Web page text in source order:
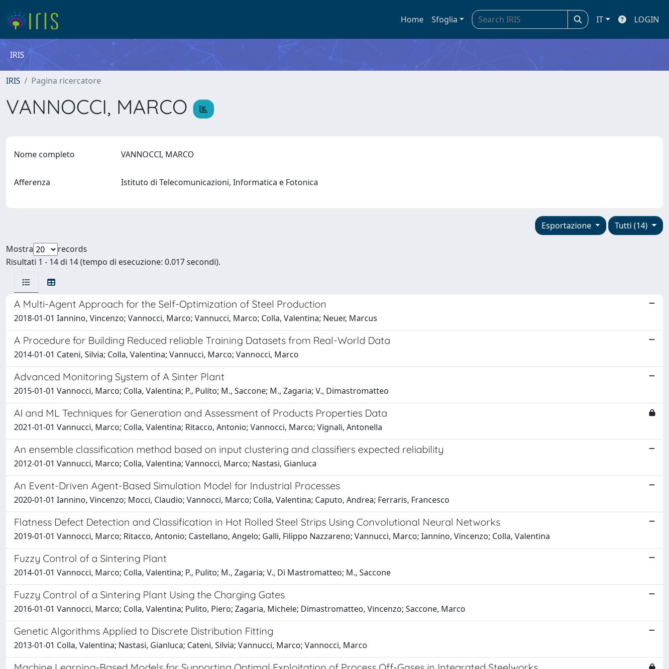
Home Sfoglia IT LOGIN
IRIS
IRIS Pagina ricercatore
VANNOCCI, MARCO
Nome completo VANNOCCI, MARCO
Afferenza Istituto di Telecomunicazioni, Informatica e Fotonica
Tutti (14)
Esportazione
Mostra
records
Risultati 1 - 14 di 14 (tempo di esecuzione: 0.017 secondi).
A Multi-Agent Approach for the Self-Optimization of Steel Production
2018-01-01 Iannino, Vincenzo; Vannocci, Marco; Vannucci, Marco; Colla, Valentina; Neuer, Marcus
A Procedure for Building Reduced reliable Training Datasets from Real-World Data
2014-01-01 Cateni, Silvia; Colla, Valentina; Vannucci, Marco; Vannocci, Marco
Advanced Monitoring System of A Sinter Plant
2015-01-01 Vannocci, Marco; Colla, Valentina; P., Pulito; M., Saccone; M., Zagaria; V., Dimastromatteo
AI and ML Techniques for Generation and Assessment of Products Properties Data
2021-01-01 Vannucci, Marco; Colla, Valentina; Ritacco, Antonio; Vannocci, Marco; Vignali, Antonella
An ensemble classification method based on input clustering and classifiers expected reliability
2012-01-01 Vannucci, Marco; Colla, Valentina; Vannocci, Marco; Nastasi, Gianluca
An Event-Driven Agent-Based Simulation Model for Industrial Processes
2020-01-01 Iannino, Vincenzo; Mocci, Claudio; Vannocci, Marco; Colla, Valentina; Caputo, Andrea; Ferraris, Francesco
Flatness Defect Detection and Classification in Hot Rolled Steel Strips Using Convolutional Neural Networks
2019-01-01 Vannocci, Marco; Ritacco, Antonio; Castellano, Angelo; Galli, Filippo Nazzareno; Vannucci, Marco; Iannino, Vincenzo; Colla, Valentina
Fuzzy Control of a Sintering Plant
2014-01-01 Vannocci, Marco; Colla, Valentina; P., Pulito; M., Zagaria; V., Di Mastromatteo; M., Saccone
Fuzzy Control of a Sintering Plant Using the Charging Gates
2016-01-01 Vannocci, Marco; Colla, Valentina; Pulito, Piero; Zagaria, Michele; Dimastromatteo, Vincenzo; Saccone, Marco
Genetic Algorithms Applied to Discrete Distribution Fitting
2013-01-01 Colla, Valentina; Nastasi, Gianluca; Cateni, Silvia; Vannucci, Marco; Vannocci, Marco